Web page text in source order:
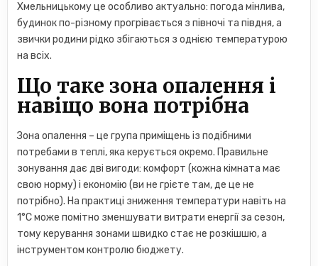
Хмельницькому це особливо актуально: погода мінлива,
будинок по-різному прогрівається з півночі та півдня, а
звички родини рідко збігаються з однією температурою
на всіх.
Що таке зона опалення і
навіщо вона потрібна
Зона опалення – це група приміщень із подібними
потребами в теплі, яка керується окремо. Правильне
зонування дає дві вигоди: комфорт (кожна кімната має
свою норму) і економію (ви не грієте там, де це не
потрібно). На практиці зниження температури навіть на
1°C може помітно зменшувати витрати енергії за сезон,
тому керування зонами швидко стає не розкішшю, а
інструментом контролю бюджету.